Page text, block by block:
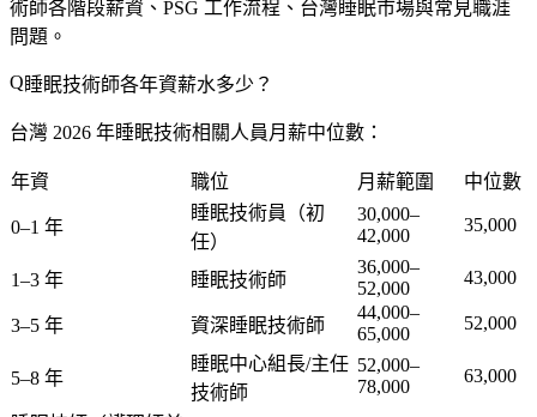
術師各階段薪資、PSG 工作流程、台灣睡眠市場與常見職涯
問題。
睡眠技術師各年資薪水多少？
台灣 2026 年睡眠技術相關人員月薪中位數：
年資 職位 月薪範圍 中位數
0–1 年
睡眠技術員（初
任）
30,000–
42,000
35,000
1–3 年 睡眠技術師
36,000–
52,000
43,000
3–5 年 資深睡眠技術師
44,000–
65,000
52,000
5–8 年
睡眠中心組長/主任
技術師
52,000–
78,000
63,000